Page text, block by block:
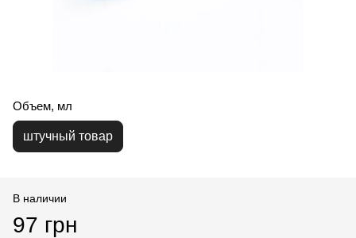
Объем, мл
штучный товар
В наличии
97 грн